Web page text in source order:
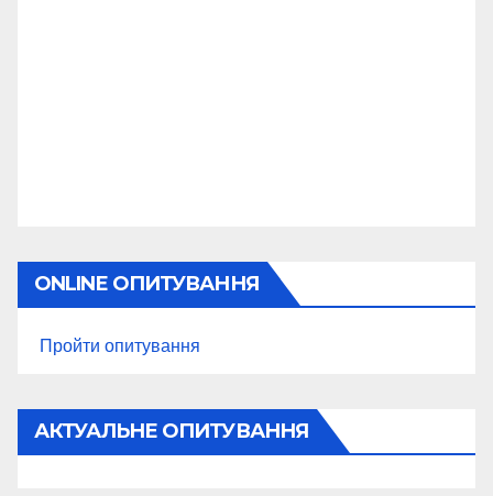
ONLINE ОПИТУВАННЯ
Пройти опитування
АКТУАЛЬНЕ ОПИТУВАННЯ